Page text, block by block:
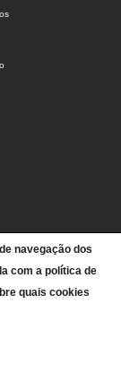
navegação dos
com a política de
quais cookies